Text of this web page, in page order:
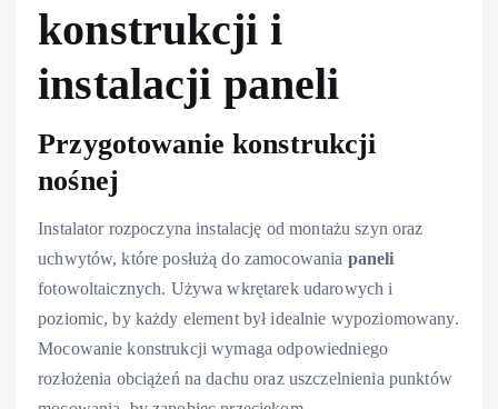
konstrukcji i
instalacji paneli
Przygotowanie konstrukcji
nośnej
Instalator rozpoczyna instalację od montażu szyn oraz
uchwytów, które posłużą do zamocowania paneli
fotowoltaicznych. Używa wkrętarek udarowych i
poziomic, by każdy element był idealnie wypoziomowany.
Mocowanie konstrukcji wymaga odpowiedniego
rozłożenia obciążeń na dachu oraz uszczelnienia punktów